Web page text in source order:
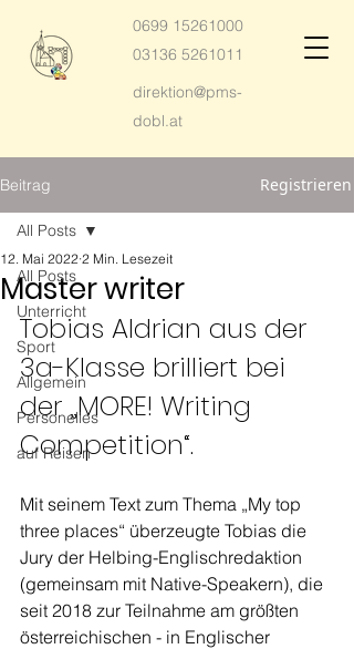
0699 15261000
03136 5261011
direktion@pms-
dobl.at
Beitrag Registrieren
All Posts
Unterricht
Sport
Allgemein
Personelles
auf Reisen
All Posts
Master writer
12. Mai 2022 2 Min. Lesezeit
Tobias Aldrian aus der
3a-Klasse brilliert bei
der „MORE! Writing
Competition“.
Mit seinem Text zum Thema „My top
three places“ überzeugte Tobias die
Jury der Helbing-Englischredaktion
(gemeinsam mit Native-Speakern), die
seit 2018 zur Teilnahme am größten
österreichischen - in Englischer